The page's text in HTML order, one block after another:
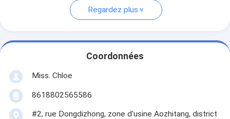
Regardez plus
Coordonnées
Miss. Chloe
8618802565586
#2, rue Dongdizhong, zone d'usine Aozhitang, district